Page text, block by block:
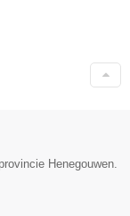
Henegouwen.